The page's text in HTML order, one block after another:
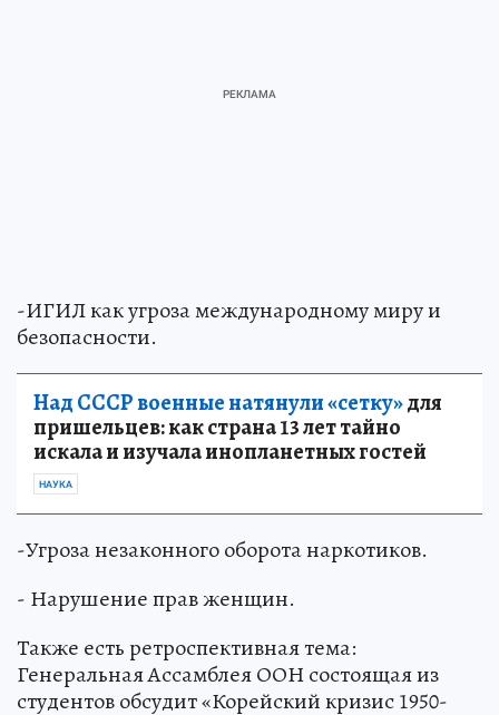
-ИГИЛ как угроза международному миру и
безопасности.
Над СССР военные натянули «сетку»для
пришельцев: как страна 13 лет тайно
искала и изучала инопланетных гостей
НАУКА
-Угроза незаконного оборота наркотиков.
- Нарушение прав женщин.
Также есть ретроспективная тема:
Генеральная Ассамблея ООН состоящая из
студентов обсудит «Корейский кризис 1950-